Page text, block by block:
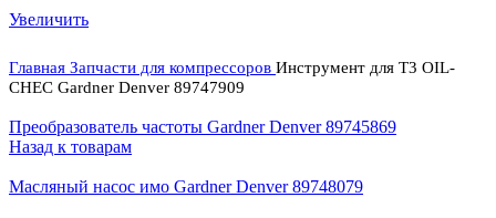
Увеличить
Главная Запчасти для компрессоров Инструмент для T3 OIL-
CHEC Gardner Denver 89747909
Преобразователь частоты Gardner Denver 89745869
Назад к товарам
Масляный насос имо Gardner Denver 89748079